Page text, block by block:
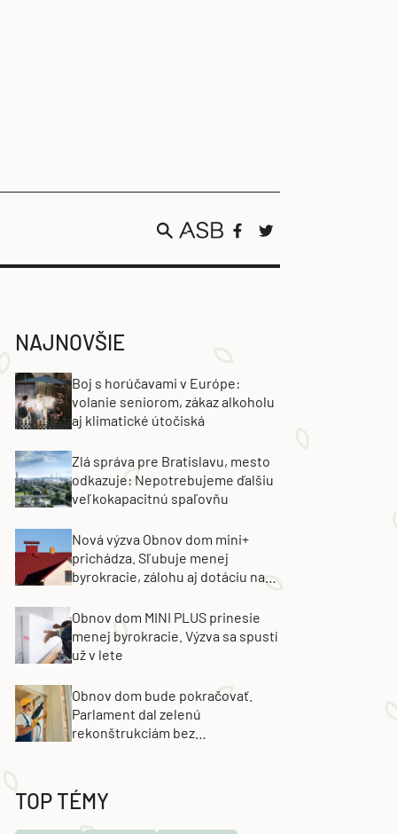
NAJNOVŠIE
Boj s horúčavami v Európe:
volanie seniorom, zákaz alkoholu
aj klimatické útočiská
Zlá správa pre Bratislavu, mesto
odkazuje: Nepotrebujeme ďalšiu
veľkokapacitnú spaľovňu
Nová výzva Obnov dom mini+
prichádza. Sľubuje menej
byrokracie, zálohu aj dotáciu na
Obnov dom MINI PLUS prinesie
menej byrokracie. Výzva sa spustí
už v lete
Obnov dom bude pokračovať.
Parlament dal zelenú
rekonštrukciám bez
TOP TÉMY